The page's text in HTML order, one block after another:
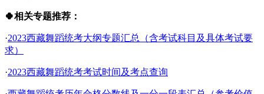
🍀相关专题推荐：
·2023西藏舞蹈统考大纲专题汇总（含考试科目及具体考试要
求）
·2023西藏舞蹈统考考试时间及考点查询